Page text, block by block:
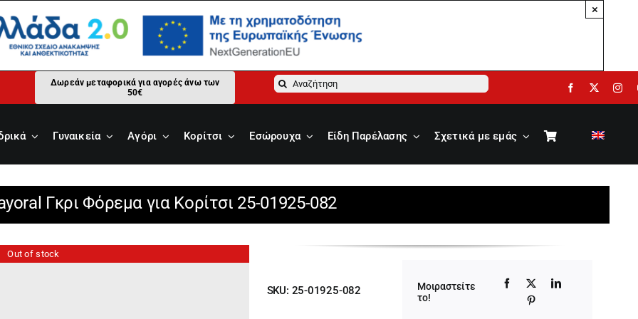
×
Δωρεάν μεταφορικά για αγορές άνω των
50€
Αναζήτηση
Γυναικεία Αγόρι Κορίτσι Εσώρουχα Είδη Παρέλασης Σχετικά με εμάς
Γκρι Φόρεμα για Κορίτσι 25-01925-082
Out of stock
SKU: 25-01925-082
Μοιραστείτε
το!